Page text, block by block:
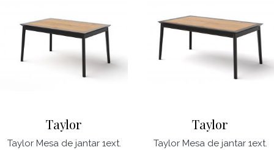
Taylor
Taylor Mesa de jantar 1ext.
Taylor
Taylor Mesa de jantar 1ext.